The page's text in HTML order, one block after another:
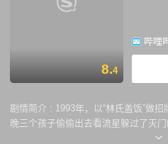
8.4
哔哩
剧情简介 : 1993年，以“林氏盖饭”做
晚三个孩子偷偷出去看流星躲过了灭
被刺杀身亡。 到了2008年，大哥有明